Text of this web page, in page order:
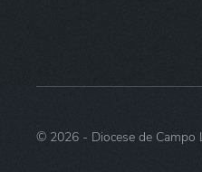
© 2026 - Diocese de Campo